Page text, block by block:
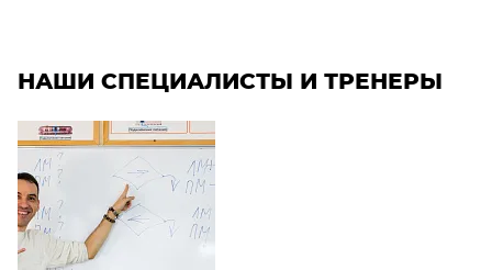
НАШИ СПЕЦИАЛИСТЫ И ТРЕНЕРЫ